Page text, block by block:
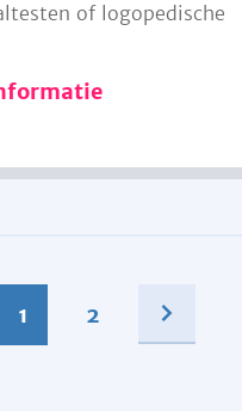
of logopedische
1 2